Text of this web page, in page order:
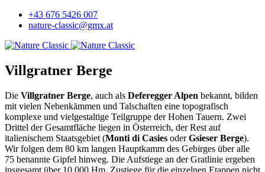
+43 676 5426 007
nature-classic@gmx.at
Villgratner Berge
Die Villgratner Berge, auch als Deferegger Alpen bekannt, bilden
mit vielen Nebenkämmen und Talschaften eine topografisch
komplexe und vielgestaltige Teilgruppe der Hohen Tauern. Zwei
Drittel der Gesamtfläche liegen in Österreich, der Rest auf
italienischem Staatsgebiet (Monti di Casies oderGsieser Berge).
Wir folgen dem 80 km langen Hauptkamm des Gebirges über alle
75 benannte Gipfel hinweg. Die Aufstiege an der Gratlinie ergeben
insgesamt über 10.000 Hm, Zustiege für die einzelnen Etappen nicht